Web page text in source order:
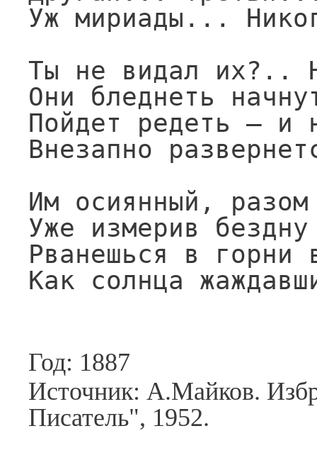
Уж мириады...
Ты не видал их?..
Они бледнеть
Пойдет редеть — и
Внезапно
Им осиянный,
Уже измерив
Рванешься в горни
Как солнца
Год: 1887
Источник: А.Майков.
Писатель", 1952.